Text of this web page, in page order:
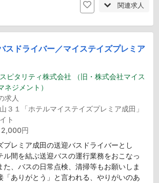
関連求人
スドライバー／マイステイズプレミア
ピタリティ株式会社 （旧・株式会社マイス
ジメント）
求人
３１「ホテルマイステイズプレミア成田」
ト
円
プレミア成田の送迎バスドライバーとし
ル間を結ぶ送迎バスの運行業務をおこなっ
た、バスの日常点検、清掃等もお願いしま
「ありがとう」と言われる、やりがいのあ